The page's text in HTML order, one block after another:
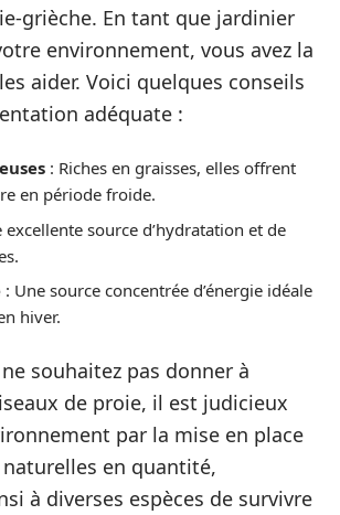
grièche. En tant que jardinier
environnement, vous avez la
aider. Voici quelques conseils
adéquate :
: Riches en graisses, elles offrent
en période froide.
excellente source d’hydratation et de
: Une source concentrée d’énergie idéale
hiver.
souhaitez pas donner à
de proie, il est judicieux
par la mise en place
en quantité,
à diverses espèces de survivre